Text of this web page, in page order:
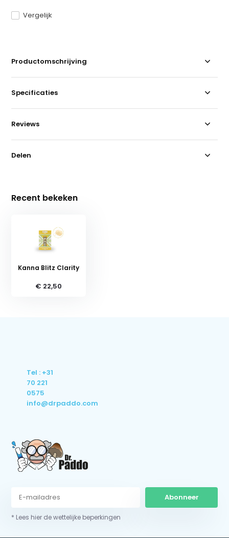
Vergelijk
Productomschrijving
Specificaties
Reviews
Delen
Recent bekeken
Kanna Blitz Clarity
€ 22,50
Tel : +31
70 221
0575
info@drpaddo.com
Abonneer
* Lees hier de wettelijke beperkingen